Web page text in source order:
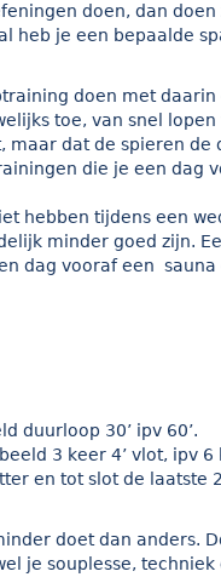
doen, dan doen
heb je een bepaalde
doen met
toe, van snel
dat de spieren de
die je een dag
hebben tijdens een
minder goed zijn.
dag vooraf een sauna
duurloop 30’ ipv 60’.
3 keer 4’ vlot, ipv 6
en tot slot de laatste
doet dan anders.
je souplesse, techniek